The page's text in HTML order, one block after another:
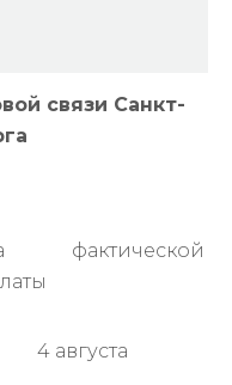
связи Санкт-
фактической
4 августа